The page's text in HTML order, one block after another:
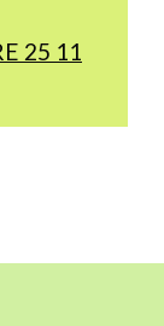
25 11